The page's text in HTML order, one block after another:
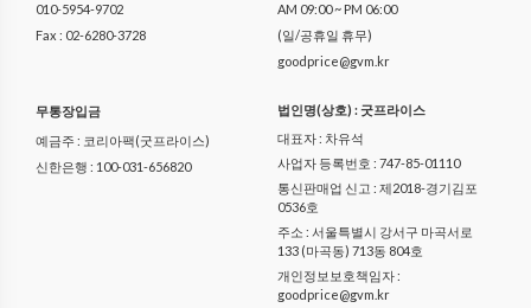
010-5954-9702
Fax : 02-6280-3728
AM 09:00 ~ PM 06:00
(일/공휴일 휴무)
goodprice@gvm.kr
무통장입금
예금주 : 코리아팩(굿프라이스)
신한은행 : 100-031-656820
법인명(상호) : 굿프라이스
대표자 : 차유석
사업자 등록번호 : 747-85-01110
통신판매업 신고 : 제2018-경기김포
0536호
주소 : 서울특별시 강서구 마곡서로
133 (마곡동) 713동 804호
개인정보보호책임자 :
goodprice@gvm.kr